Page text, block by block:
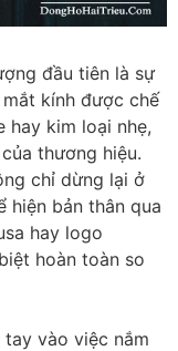
đầu tiên là sự
kính được chế
hay kim loại nhẹ,
thương hiệu.
chỉ dừng lại ở
hiện bản thân qua
hay logo
hoàn toàn so
vào việc nắm